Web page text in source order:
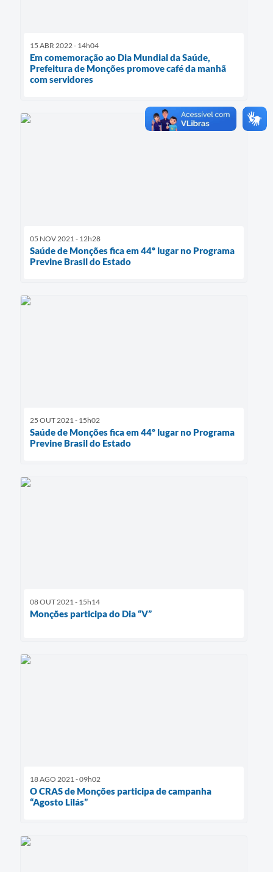
15 ABR 2022 - 14h04
Em comemoração ao Dia Mundial da Saúde,
Prefeitura de Monções promove café da manhã
com servidores
05 NOV 2021 - 12h28
Saúde de Monções fica em 44º lugar no Programa
Previne Brasil do Estado
25 OUT 2021 - 15h02
Saúde de Monções fica em 44º lugar no Programa
Previne Brasil do Estado
08 OUT 2021 - 15h14
Monções participa do Dia “V”
18 AGO 2021 - 09h02
O CRAS de Monções participa de campanha
“Agosto Lilás”